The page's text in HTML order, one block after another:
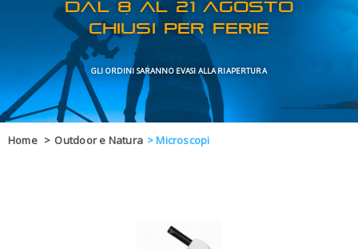
PRODOTTI
LEARN & FUN
MARCHI
OFFERTE
Home > Outdoor e Natura >Microscopi